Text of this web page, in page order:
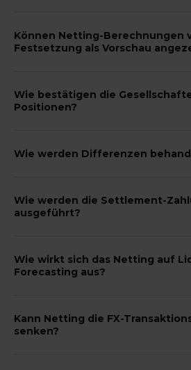
Können Netting-Berechnungen
Festsetzung als Vorschau
Wie bestätigen die
Positionen?
Wie werden Differenzen
Wie werden die Settlement-
ausgeführt?
Wie wirkt sich das Netting auf
Forecasting aus?
Kann Netting die FX-
senken?